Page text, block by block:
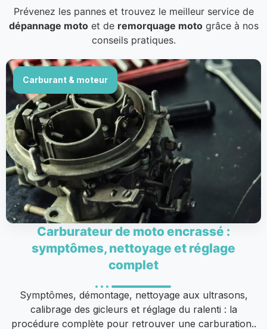
Prévenez les pannes et trouvez le meilleur service de
dépannage motoet de remorquage motogrâce à nos
conseils pratiques.
Carburant & moteur
Carburateur de moto encrassé :
symptômes, nettoyage et réglage
complet
Symptômes, démontage, nettoyage aux ultrasons,
calibrage des gicleurs et réglage du ralenti : la
procédure complète pour retrouver une carburation..